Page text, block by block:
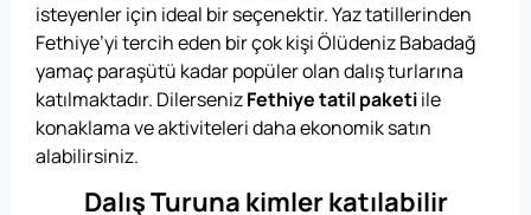
isteyenler için ideal bir seçenektir. Yaz tatillerinden
Fethiye’yi tercih eden bir çok kişi Ölüdeniz Babadağ
yamaç paraşütü kadar popüler olan dalış turlarına
katılmaktadır. DilersenizFethiye tatil paketiile
konaklama ve aktiviteleri daha ekonomik satın
alabilirsiniz.
Dalış Turuna kimler katılabilir